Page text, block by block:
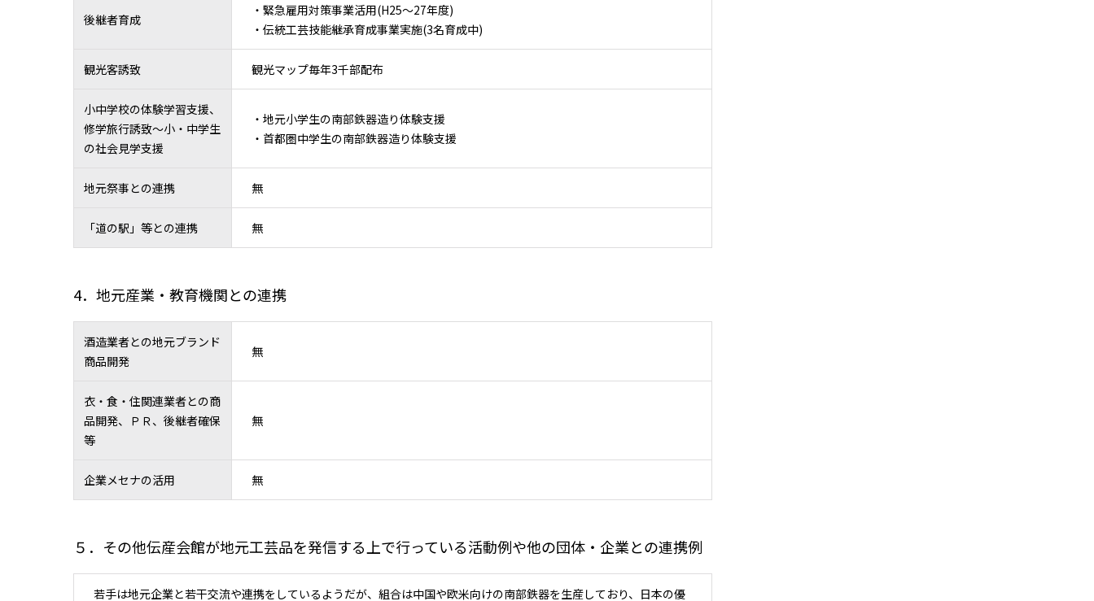
後継者育成
・緊急雇用対策事業活用(H25～27年度)
・伝統工芸技能継承育成事業実施(3名育成中)
観光客誘致 観光マップ毎年3千部配布
小中学校の体験学習支援、
修学旅行誘致～小・中学生
の社会見学支援
・地元小学生の南部鉄器造り体験支援
・首都圏中学生の南部鉄器造り体験支援
地元祭事との連携 無
「道の駅」等との連携 無
4．地元産業・教育機関との連携
酒造業者との地元ブランド
商品開発
無
衣・食・住関連業者との商
品開発、ＰＲ、後継者確保
等
無
企業メセナの活用 無
５．その他伝産会館が地元工芸品を発信する上で行っている活動例や他の団体・企業との連携例
若手は地元企業と若干交流や連携をしているようだが、組合は中国や欧米向けの南部鉄器を生産しており、日本の優